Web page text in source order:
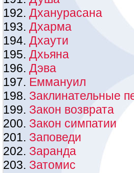
Дханурасана
Дхарма
Дхаути
Дхьяна
Дэва
Еммануил
Заклинательные
Закон возврата
Закон симпатии
Заповеди
Заранда
Затомис